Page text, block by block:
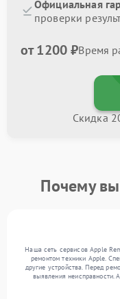
Официальная
проверки
от 1200 ₽Время
Скидка
Почему
Наша сеть сервисов Apple
ремонтом техники Apple.
другие устройства. Перед
выявления неисправности.
нужных услуг и цену. Только
запчастей по